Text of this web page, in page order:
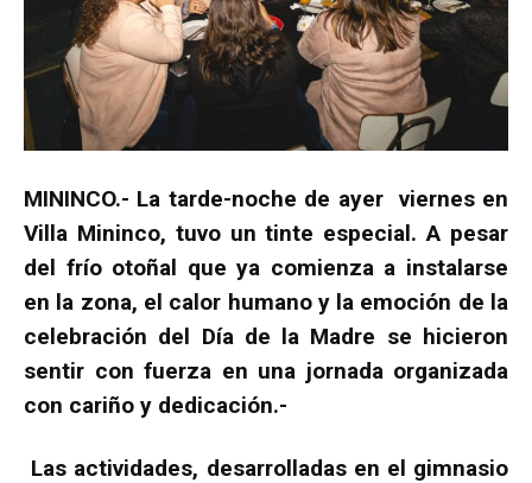
MININCO.- La tarde-noche de ayer viernes en
Villa Mininco, tuvo un tinte especial. A pesar
del frío otoñal que ya comienza a instalarse
en la zona, el calor humano y la emoción de la
celebración del Día de la Madre se hicieron
sentir con fuerza en una jornada organizada
con cariño y dedicación.-
Las actividades, desarrolladas en el gimnasio